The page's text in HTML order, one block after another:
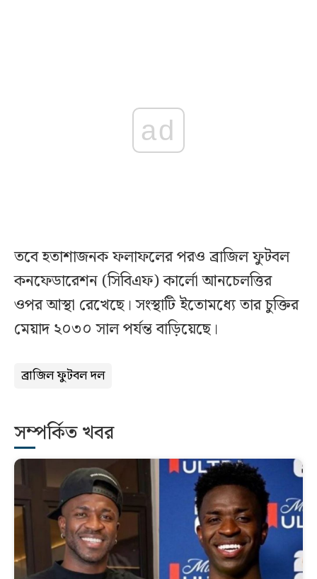
ad
তবে হতাশাজনক ফলাফলের পরও ব্রাজিল ফুটবল
কনফেডারেশন (সিবিএফ) কার্লো আনচেলত্তির
ওপর আস্থা রেখেছে। সংস্থাটি ইতোমধ্যে তার চুক্তির
মেয়াদ ২০৩০ সাল পর্যন্ত বাড়িয়েছে।
ব্রাজিল ফুটবল দল
সম্পর্কিত খবর